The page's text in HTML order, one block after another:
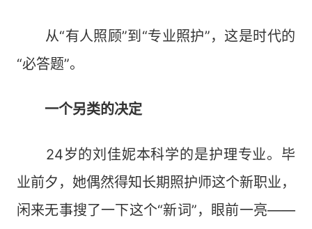
从“有人照顾”到“专业照护”，这是时代的
“必答题”。
一个另类的决定
24岁的刘佳妮本科学的是护理专业。毕
业前夕，她偶然得知长期照护师这个新职业，
闲来无事搜了一下这个“新词”，眼前一亮——